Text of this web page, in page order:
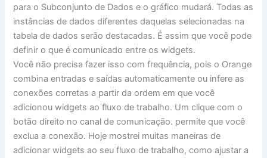
para o Subconjunto de Dados e o gráfico mudará. Todas as
instâncias de dados diferentes daquelas selecionadas na
tabela de dados serão destacadas. É assim que você pode
definir o que é comunicado entre os widgets.
Você não precisa fazer isso com frequência, pois o Orange
combina entradas e saídas automaticamente ou infere as
conexões corretas a partir da ordem em que você
adicionou widgets ao fluxo de trabalho. Um clique com o
botão direito no canal de comunicação. permite que você
exclua a conexão. Hoje mostrei muitas maneiras de
adicionar widgets ao seu fluxo de trabalho, como ajustar a